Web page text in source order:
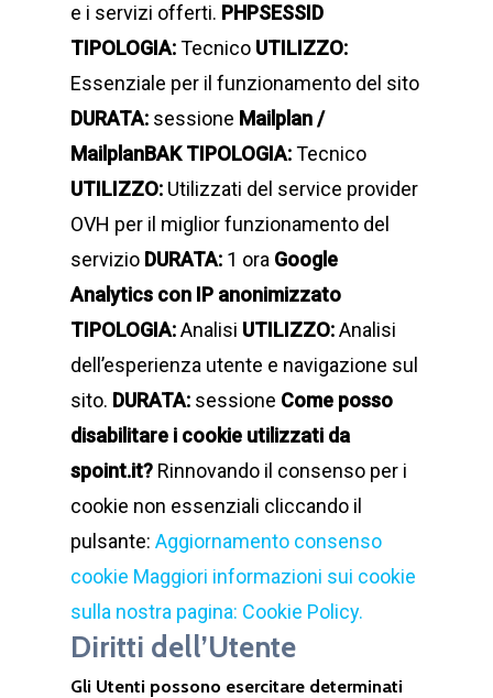
e i servizi offerti. PHPSESSID
TIPOLOGIA:Tecnico UTILIZZO:
Essenziale per il funzionamento del sito
DURATA: sessione Mailplan /
MailplanBAKTIPOLOGIA:Tecnico
UTILIZZO: Utilizzati del service provider
OVH per il miglior funzionamento del
servizio DURATA: 1 ora Google
Analytics con IP anonimizzato
TIPOLOGIA:Analisi UTILIZZO:Analisi
dell’esperienza utente e navigazione sul
sito. DURATA: sessione Come posso
disabilitare i cookie utilizzati da
spoint.it? Rinnovando il consenso per i
cookie non essenziali cliccando il
pulsante: Aggiornamento consenso
cookie Maggiori informazioni sui cookie
sulla nostra pagina: Cookie Policy.
Diritti dell’Utente
Gli Utenti possono esercitare determinati